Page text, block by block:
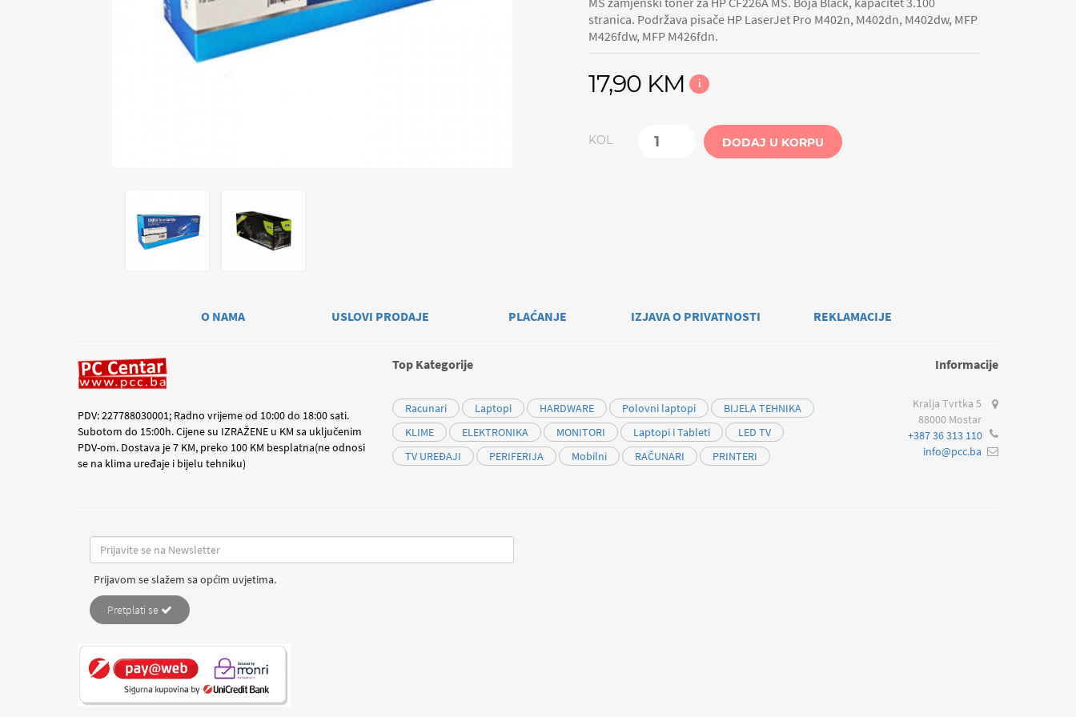
stranica. Podržava pisače HP LaserJet Pro M402n, M402dn, M402dw, MFP
M426fdw, MFP M426fdn.
17,90 KM i
KOL DODAJ U KORPU
O NAMA USLOVI PRODAJE PLAĆANJE IZJAVA O PRIVATNOSTI REKLAMACIJE
PDV: 227788030001; Radno vrijeme od 10:00 do 18:00 sati.
Subotom do 15:00h. Cijene su IZRAŽENE u KM sa uključenim
PDV-om. Dostava je 7 KM, preko 100 KM besplatna(ne odnosi
se na klima uređaje i bijelu tehniku)
Top Kategorije
Racunari Laptopi HARDWARE Polovni laptopi
BIJELA TEHNIKA
KLIME
ELEKTRONIKA MONITORI Laptopi i Tableti
LED TV
TV UREĐAJI
PERIFERIJA Mobilni RAČUNARI PRINTERI
Informacije
Kralja Tvrtka 5
88000 Mostar
+387 36 313 110
info@pcc.ba
Prijavom se slažem sa općim uvjetima.
Pretplati se